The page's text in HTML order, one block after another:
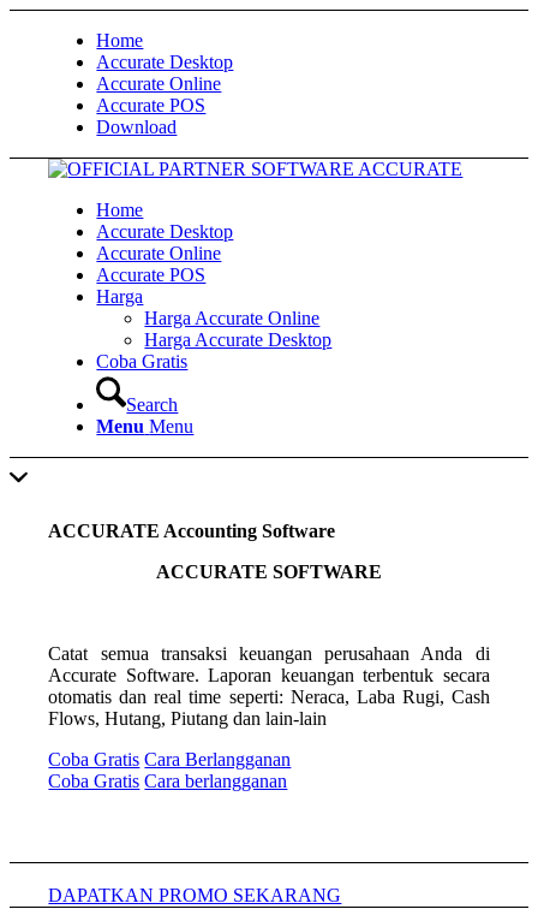
Home
Accurate Desktop
Accurate Online
Accurate POS
Download
Home
Accurate Desktop
Accurate Online
Accurate POS
Harga
Harga Accurate Online
Harga Accurate Desktop
Coba Gratis
Search
Menu Menu
ACCURATE Accounting Software
ACCURATE SOFTWARE
Catat semua transaksi keuangan perusahaan Anda di
Accurate Software. Laporan keuangan terbentuk secara
otomatis dan real time seperti: Neraca, Laba Rugi, Cash
Flows, Hutang, Piutang dan lain-lain
Coba Gratis Cara Berlangganan
Coba Gratis Cara berlangganan
DAPATKAN PROMO SEKARANG